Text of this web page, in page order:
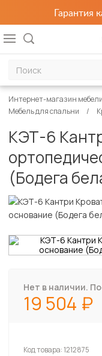
Гарантия
Интернет-магазин мебели
Мебель для спальни
КЭТ-6
(Бодега
Нет в наличии.
19 504
Код товара:1212875